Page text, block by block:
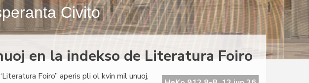
Civito
en la indekso de Literatura Foiro
Foiro” aperis pli ol kvin mil unuoj,